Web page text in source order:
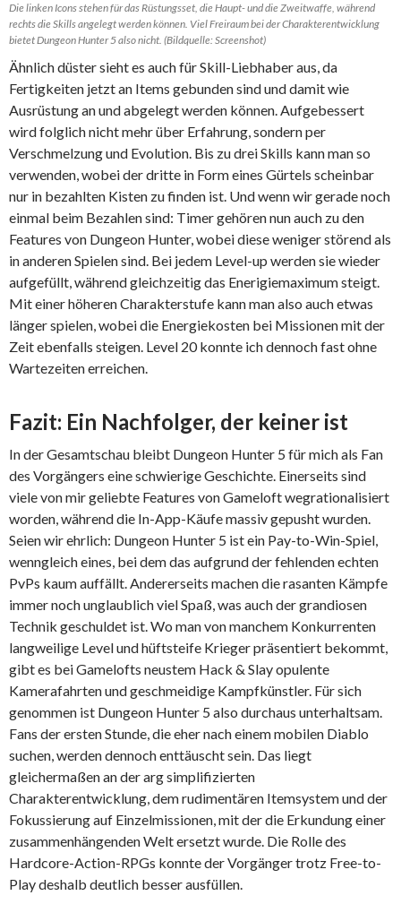
Die linken Icons stehen für das Rüstungsset, die Haupt- und die Zweitwaffe, während
rechts die Skills angelegt werden können. Viel Freiraum bei der Charakterentwicklung
bietet Dungeon Hunter 5 also nicht. (Bildquelle: Screenshot)
Ähnlich düster sieht es auch für Skill-Liebhaber aus, da
Fertigkeiten jetzt an Items gebunden sind und damit wie
Ausrüstung an und abgelegt werden können. Aufgebessert
wird folglich nicht mehr über Erfahrung, sondern per
Verschmelzung und Evolution. Bis zu drei Skills kann man so
verwenden, wobei der dritte in Form eines Gürtels scheinbar
nur in bezahlten Kisten zu finden ist. Und wenn wir gerade noch
einmal beim Bezahlen sind: Timer gehören nun auch zu den
Features von Dungeon Hunter, wobei diese weniger störend als
in anderen Spielen sind. Bei jedem Level-up werden sie wieder
aufgefüllt, während gleichzeitig das Enerigiemaximum steigt.
Mit einer höheren Charakterstufe kann man also auch etwas
länger spielen, wobei die Energiekosten bei Missionen mit der
Zeit ebenfalls steigen. Level 20 konnte ich dennoch fast ohne
Wartezeiten erreichen.
Fazit: Ein Nachfolger, der keiner ist
In der Gesamtschau bleibt Dungeon Hunter 5 für mich als Fan
des Vorgängers eine schwierige Geschichte. Einerseits sind
viele von mir geliebte Features von Gameloft wegrationalisiert
worden, während die In-App-Käufe massiv gepusht wurden.
Seien wir ehrlich: Dungeon Hunter 5 ist ein Pay-to-Win-Spiel,
wenngleich eines, bei dem das aufgrund der fehlenden echten
PvPs kaum auffällt. Andererseits machen die rasanten Kämpfe
immer noch unglaublich viel Spaß, was auch der grandiosen
Technik geschuldet ist. Wo man von manchem Konkurrenten
langweilige Level und hüftsteife Krieger präsentiert bekommt,
gibt es bei Gamelofts neustem Hack & Slay opulente
Kamerafahrten und geschmeidige Kampfkünstler. Für sich
genommen ist Dungeon Hunter 5 also durchaus unterhaltsam.
Fans der ersten Stunde, die eher nach einem mobilen Diablo
suchen, werden dennoch enttäuscht sein. Das liegt
gleichermaßen an der arg simplifizierten
Charakterentwicklung, dem rudimentären Itemsystem und der
Fokussierung auf Einzelmissionen, mit der die Erkundung einer
zusammenhängenden Welt ersetzt wurde. Die Rolle des
Hardcore-Action-RPGs konnte der Vorgänger trotz Free-to-
Play deshalb deutlich besser ausfüllen.